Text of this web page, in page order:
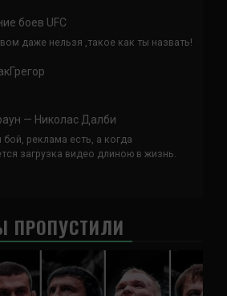
боев UFC
даже нельзя ,такое как ты назвать!
— Николас Далби
бой, реклама есть, а когда
загрузка видео длиною в жизнь.
ПРОПУСТИЛИ